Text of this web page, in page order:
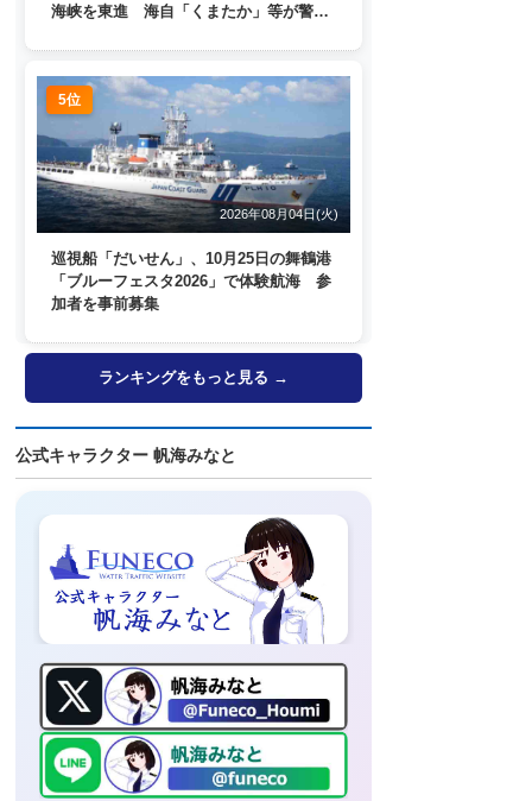
海峡を東進 海自「くまたか」等が警戒
5位
2026年08月04日(火)
巡視船「だいせん」、10月25日の舞鶴港
「ブルーフェスタ2026」で体験航海 参
加者を事前募集
ランキングをもっと見る →
公式キャラクター 帆海みなと